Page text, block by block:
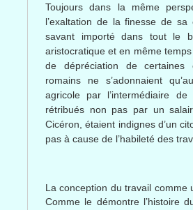
Toujours dans la même
l’exaltation de la finesse de sa
savant importé dans tout le
aristocratique et en même
de dépréciation de certaines
romains ne s’adonnaient
agricole par l’intermédiaire
rétribués non pas par un
Cicéron, étaient indignes d’un
pas à cause de l’habileté des
La conception du travail comme
Comme le démontre l’histoire